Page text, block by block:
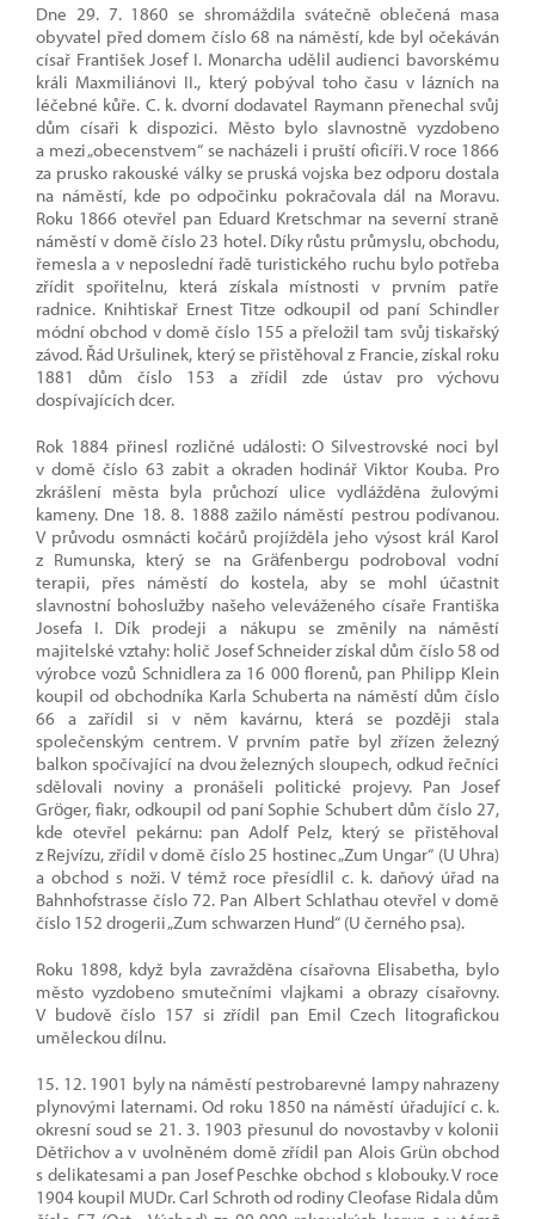
Dne 29. 7. 1860 se shromáždila svátečně oblečená masa
obyvatel před domem číslo 68 na náměstí, kde byl očekáván
císař František Josef I. Monarcha udělil audienci bavorskému
králi Maxmiliánovi II., který pobýval toho času v lázních na
léčebné kůře. C. k. dvorní dodavatel Raymann přenechal svůj
dům císaři k dispozici. Město bylo slavnostně vyzdobeno
a mezi „obecenstvem“ se nacházeli i pruští oficíři. V roce 1866
za prusko rakouské války se pruská vojska bez odporu dostala
na náměstí, kde po odpočinku pokračovala dál na Moravu.
Roku 1866 otevřel pan Eduard Kretschmar na severní straně
náměstí v domě číslo 23 hotel. Díky růstu průmyslu, obchodu,
řemesla a v neposlední řadě turistického ruchu bylo potřeba
zřídit spořitelnu, která získala místnosti v prvním patře
radnice. Knihtiskař Ernest Titze odkoupil od paní Schindler
módní obchod v domě číslo 155 a přeložil tam svůj tiskařský
závod. Řád Uršulinek, který se přistěhoval z Francie, získal roku
1881 dům číslo 153 a zřídil zde ústav pro výchovu
dospívajících dcer.
Rok 1884 přinesl rozličné události: O Silvestrovské noci byl
v domě číslo 63 zabit a okraden hodinář Viktor Kouba. Pro
zkrášlení města byla průchozí ulice vydlážděna žulovými
kameny. Dne 18. 8. 1888 zažilo náměstí pestrou podívanou.
V průvodu osmnácti kočárů projížděla jeho výsost král Karol
z Rumunska, který se na Gräfenbergu podroboval vodní
terapii, přes náměstí do kostela, aby se mohl účastnit
slavnostní bohoslužby našeho veleváženého císaře Františka
Josefa I. Dík prodeji a nákupu se změnily na náměstí
majitelské vztahy: holič Josef Schneider získal dům číslo 58 od
výrobce vozů Schnidlera za 16 000 florenů, pan Philipp Klein
koupil od obchodníka Karla Schuberta na náměstí dům číslo
66 a zařídil si v něm kavárnu, která se později stala
společenským centrem. V prvním patře byl zřízen železný
balkon spočívající na dvou železných sloupech, odkud řečníci
sdělovali noviny a pronášeli politické projevy. Pan Josef
Gröger, fiakr, odkoupil od paní Sophie Schubert dům číslo 27,
kde otevřel pekárnu: pan Adolf Pelz, který se přistěhoval
z Rejvízu, zřídil v domě číslo 25 hostinec „Zum Ungar“ (U Uhra)
a obchod s noži. V témž roce přesídlil c. k. daňový úřad na
Bahnhofstrasse číslo 72. Pan Albert Schlathau otevřel v domě
číslo 152 drogerii „Zum schwarzen Hund“ (U černého psa).
Roku 1898, když byla zavražděna císařovna Elisabetha, bylo
město vyzdobeno smutečními vlajkami a obrazy císařovny.
V budově číslo 157 si zřídil pan Emil Czech litografickou
uměleckou dílnu.
15. 12. 1901 byly na náměstí pestrobarevné lampy nahrazeny
plynovými laternami. Od roku 1850 na náměstí úřadující c. k.
okresní soud se 21. 3. 1903 přesunul do novostavby v kolonii
Dětřichov a v uvolněném domě zřídil pan Alois Grün obchod
s delikatesami a pan Josef Peschke obchod s klobouky. V roce
1904 koupil MUDr. Carl Schroth od rodiny Cleofase Ridala dům